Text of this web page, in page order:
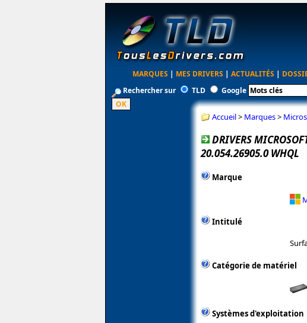
MARQUES | MES DRIVERS | ACTUALITÉS |
Rechercher sur
TLD Google
Accueil> Marques>
DRIVERS
20.054.26905.0 WHQL
Marque
Intitulé
Catégorie de matériel
Systèmes d'exploitation